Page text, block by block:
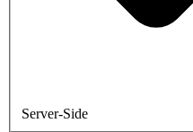
Server-Side